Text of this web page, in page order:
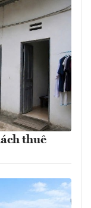
thuê